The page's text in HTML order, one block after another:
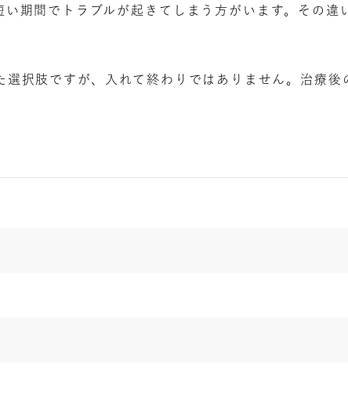
期間でトラブルが起きてしまう方がいます。その違
択肢ですが、入れて終わりではありません。治療後